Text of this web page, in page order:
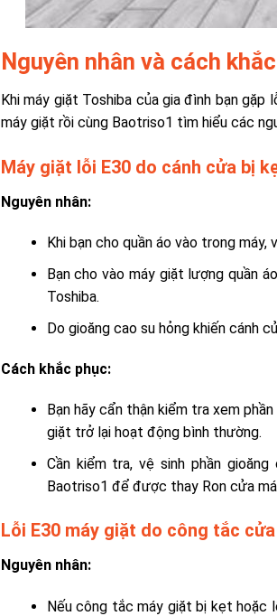
Nguyên nhân và cách
Khi máy giặt Toshiba của gia đình bạn gặp
máy giặt rồi cùng Baotriso1 tìm hiểu các
Máy giặt lỗi E30 do cánh cửa bị
Nguyên nhân:
Khi bạn cho quần áo vào trong
Bạn cho vào máy giặt lượng quần
Toshiba.
Do gioăng cao su hỏng khiến cánh
Cách khắc phục:
Bạn hãy cẩn thận kiểm tra xem
giặt trở lại hoạt động bình thường.
Cần kiểm tra, vệ sinh phần
Baotriso1 để được thay Ron cửa
Lỗi E30 máy giặt do công tắc
Nguyên nhân:
Nếu công tắc máy giặt bị kẹt hoặc